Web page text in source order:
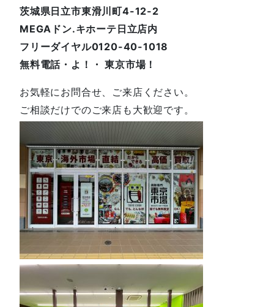
茨城県日立市東滑川町4-12-2
MEGAドン.キホーテ日立店内
フリーダイヤル0120-40-1018
無料電話・よ！・ 東京市場！
お気軽にお問合せ、ご来店ください。
ご相談だけでのご来店も大歓迎です。